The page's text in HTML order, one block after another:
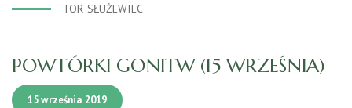
TOR SŁUŻEWIEC
POWTÓRKI GONITW (15 WRZEŚNIA)
15 września 2019